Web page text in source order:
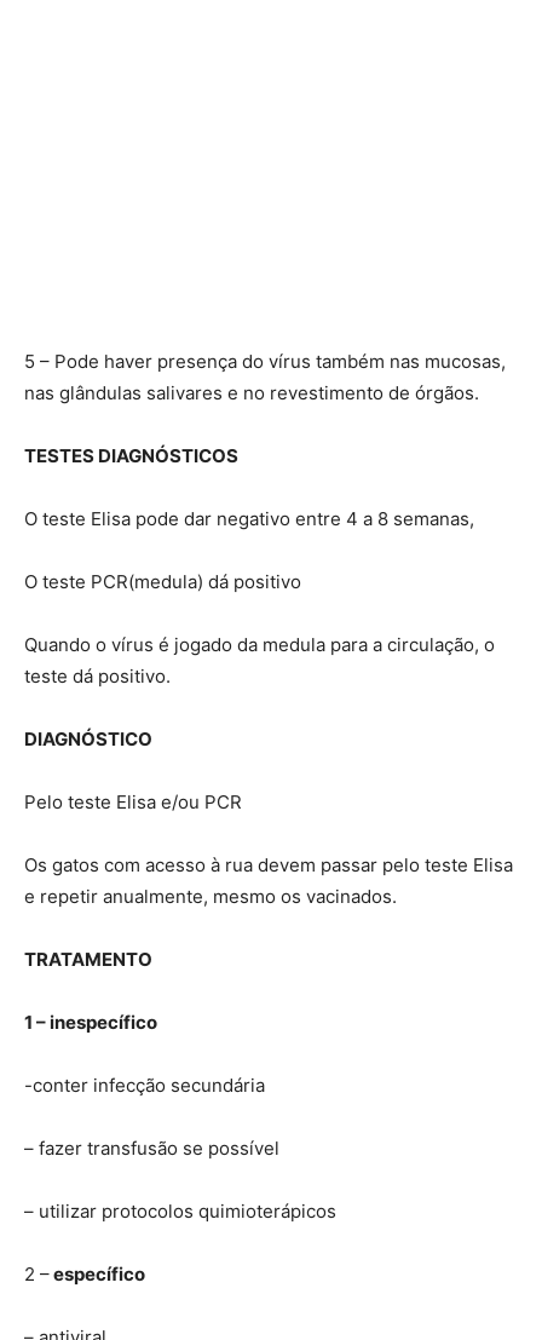
5 – Pode haver presença do vírus também nas mucosas,
nas glândulas salivares e no revestimento de órgãos.
TESTES DIAGNÓSTICOS
O teste Elisa pode dar negativo entre 4 a 8 semanas,
O teste PCR(medula) dá positivo
Quando o vírus é jogado da medula para a circulação, o
teste dá positivo.
DIAGNÓSTICO
Pelo teste Elisa e/ou PCR
Os gatos com acesso à rua devem passar pelo teste Elisa
e repetir anualmente, mesmo os vacinados.
TRATAMENTO
1 – inespecífico
-conter infecção secundária
– fazer transfusão se possível
– utilizar protocolos quimioterápicos
2 –específico